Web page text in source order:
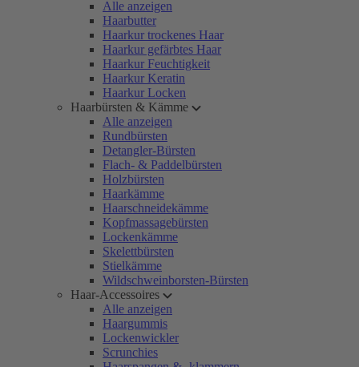
Alle anzeigen
Haarbutter
Haarkur trockenes Haar
Haarkur gefärbtes Haar
Haarkur Feuchtigkeit
Haarkur Keratin
Haarkur Locken
Haarbürsten & Kämme
Alle anzeigen
Rundbürsten
Detangler-Bürsten
Flach- & Paddelbürsten
Holzbürsten
Haarkämme
Haarschneidekämme
Kopfmassagebürsten
Lockenkämme
Skelettbürsten
Stielkämme
Wildschweinborsten-Bürsten
Haar-Accessoires
Alle anzeigen
Haargummis
Lockenwickler
Scrunchies